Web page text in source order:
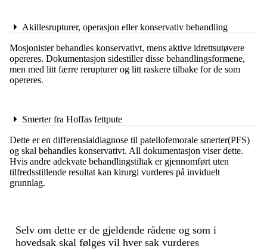
Akillesrupturer, operasjon eller konservativ behandling
Mosjonister behandles konservativt, mens aktive idrettsutøvere
opereres. Dokumentasjon sidestiller disse behandlingsformene,
men med litt færre rerupturer og litt raskere tilbake for de som
opereres.
Smerter fra Hoffas fettpute
Dette er en differensialdiagnose til patellofemorale smerter(PFS)
og skal behandles konservativt. All dokumentasjon viser dette.
Hvis andre adekvate behandlingstiltak er gjennomført uten
tilfredsstillende resultat kan kirurgi vurderes på inviduelt
grunnlag.
Selv om dette er de gjeldende rådene og som i
hovedsak skal følges vil hver sak vurderes